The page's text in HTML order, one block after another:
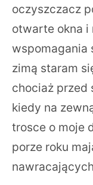
oczyszczacz
otwarte okna i
wspomagania
zimą staram
chociaż przed
kiedy na
trosce o moje
porze roku